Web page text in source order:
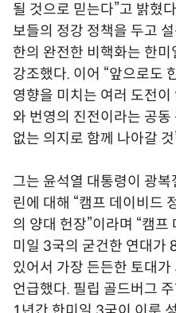
될 것으로 믿는다”고 밝혔
보들의 정강 정책을 두고
한의 완전한 비핵화는 한
강조했다. 이어 “앞으로도
영향을 미치는 여러 도전
와 번영의 진전이라는 공
없는 의지로 함께 나아갈
그는 윤석열 대통령이 광
린에 대해 “캠프 데이비드
의 양대 헌장”이라며 “캠
미일 3국의 굳건한 연대가
있어서 가장 든든한 토대
언급했다. 필립 골드버그